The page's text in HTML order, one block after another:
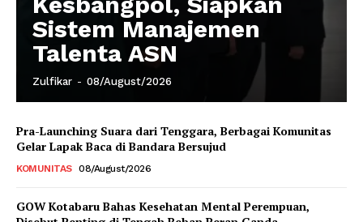
Sistem Manajemen
Talenta ASN
Zulfikar - 08/August/2026
Pra-Launching Suara dari Tenggara, Berbagai Komunitas
Gelar Lapak Baca di Bandara Bersujud
KOMUNITAS 08/August/2026
GOW Kotabaru Bahas Kesehatan Mental Perempuan,